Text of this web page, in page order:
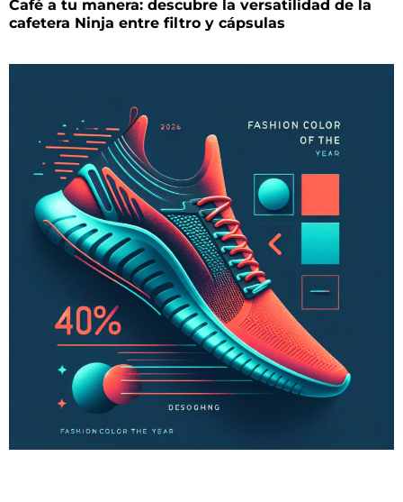
Café a tu manera: descubre la versatilidad de la
cafetera Ninja entre filtro y cápsulas